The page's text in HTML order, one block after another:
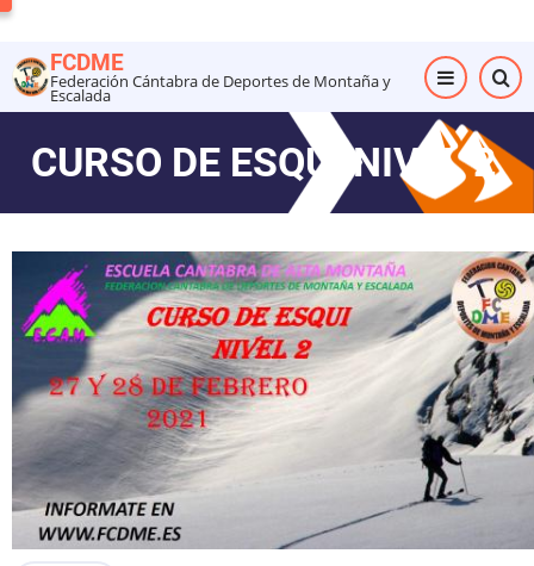
al
contenido
principal
FCDME
Federación Cántabra de Deportes de Montaña y
Escalada
CURSO DE ESQUI NIVEL 2